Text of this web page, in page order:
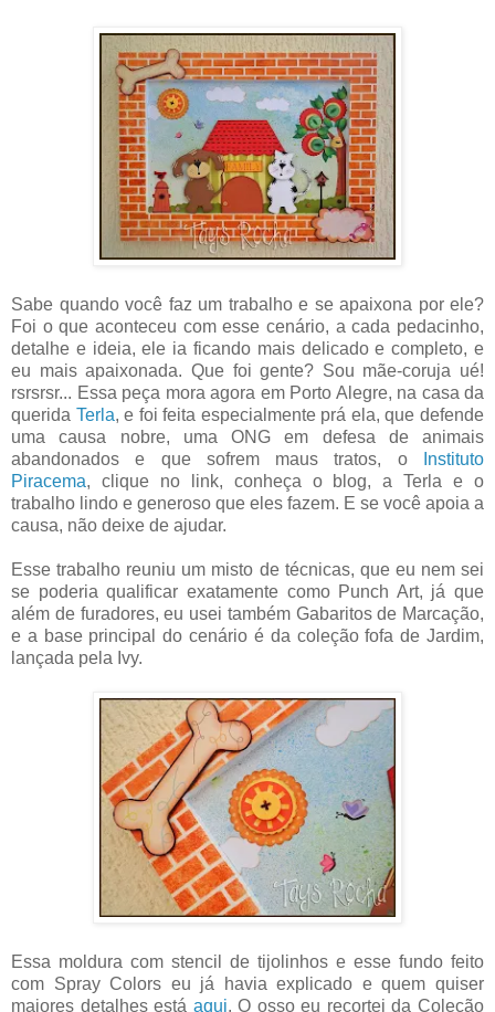
Sabe quando você faz um trabalho e se apaixona por ele?
Foi o que aconteceu com esse cenário, a cada pedacinho,
detalhe e ideia, ele ia ficando mais delicado e completo, e
eu mais apaixonada. Que foi gente? Sou mãe-coruja ué!
rsrsrsr... Essa peça mora agora em Porto Alegre, na casa da
querida Terla, e foi feita especialmente prá ela, que defende
uma causa nobre, uma ONG em defesa de animais
abandonados e que sofrem maus tratos, o
Instituto
Piracema, clique no link, conheça o blog, a Terla e o
trabalho lindo e generoso que eles fazem. E se você apoia a
causa, não deixe de ajudar.
Esse trabalho reuniu um misto de técnicas, que eu nem sei
se poderia qualificar exatamente como Punch Art, já que
além de furadores, eu usei também Gabaritos de Marcação,
e a base principal do cenário é da coleção fofa de Jardim,
lançada pela Ivy.
Essa moldura com stencil de tijolinhos e esse fundo feito
com Spray Colors eu já havia explicado e quem quiser
maiores detalhes está aqui. O osso eu recortei da Coleção